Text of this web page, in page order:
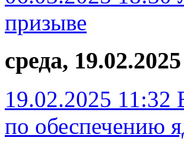
призыве
среда, 19.02.2025
19.02.2025 11:32
по обеспечению